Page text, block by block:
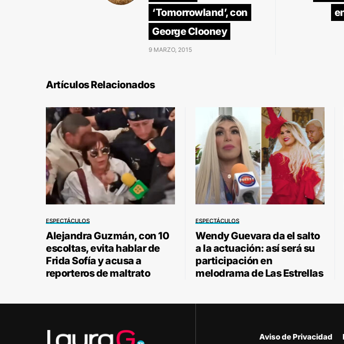
‘Tomorrowland’, con
George Clooney
9 MARZO, 2015
Artículos Relacionados
ESPECTÁCULOS
Alejandra Guzmán, con 10
escoltas, evita hablar de
Frida Sofía y acusa a
reporteros de maltrato
ESPECTÁCULOS
Wendy Guevara da el salto
a la actuación: así será su
participación en
melodrama de Las Estrellas
Aviso de Privacidad